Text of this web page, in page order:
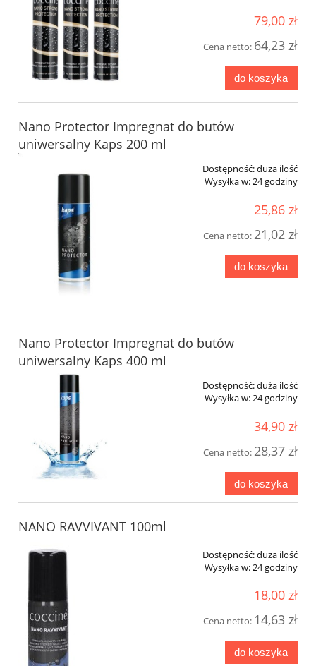
79,00 zł
Cena netto: 64,23 zł
do koszyka
Nano Protector Impregnat do butów
uniwersalny Kaps 200 ml
Dostępność:duża ilość
Wysyłka w:24 godziny
25,86 zł
Cena netto: 21,02 zł
do koszyka
Nano Protector Impregnat do butów
uniwersalny Kaps 400 ml
Dostępność:duża ilość
Wysyłka w:24 godziny
34,90 zł
Cena netto: 28,37 zł
do koszyka
NANO RAVVIVANT 100ml
Dostępność:duża ilość
Wysyłka w: 24 godziny
18,00 zł
Cena netto: 14,63 zł
do koszyka